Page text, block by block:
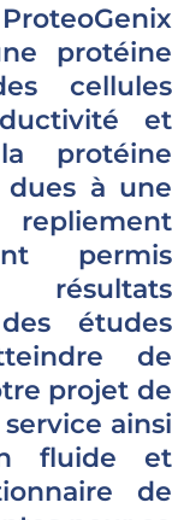
protéine
cellules
et
protéine
dues à une
permis
études
de
projet de
ainsi
fluide et
de